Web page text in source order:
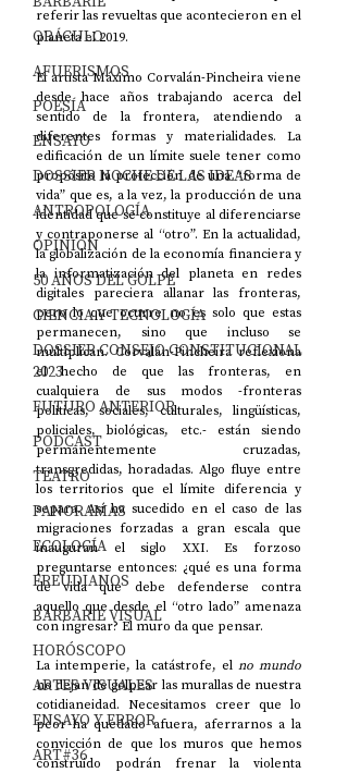
ORÁCULO
AFUERISMOS
POESÍA
ENSAYO
DOSSIER NOCHE DE LAS IDEAS
ANTROPOLOGÍA
OPINIÓN
50 AÑOS DEL GOLPE
CIENCIA Y TECNOLOGÍA
DOSSIER CONSEJO CONSTITUCIONAL
2023
FUTURO ANTERIOR
PODCAST
TEATRO
PANORAMAS
ECOLOGÍA
FREUDIANOS
BARBARIE VISUAL
HORÓSCOPO
ARTES VISUALES
ENSAYO Y ERROR
ART#36
referir las revueltas que acontecieron en el
planeta el 2019.
El artista Máximo Corvalán-Pincheira viene
desde hace años trabajando acerca del
sentido de la frontera, atendiendo a
diferentes formas y materialidades. La
edificación de un límite suele tener como
propósito la protección de una “forma de
vida” que es, a la vez, la producción de una
identidad que se constituye al diferenciarse
y contraponerse al “otro”. En la actualidad,
la globalización de la economía financiera y
la informatización del planeta en redes
digitales pareciera allanar las fronteras,
pero lo que ocurre no es solo que estas
permanecen, sino que incluso se
multiplican. Corvalán-Pincheira reflexiona
el hecho de que las fronteras, en
cualquiera de sus modos -fronteras
políticas, sociales, culturales, lingüísticas,
policiales, biológicas, etc.- están siendo
permanentemente cruzadas,
transgredidas, horadadas. Algo fluye entre
los territorios que el límite diferencia y
separa. Así ha sucedido en el caso de las
migraciones forzadas a gran escala que
inauguran el siglo XXI. Es forzoso
preguntarse entonces: ¿qué es una forma
de vida que debe defenderse contra
aquello que desde el “otro lado” amenaza
con ingresar? El muro da que pensar.
La intemperie, la catástrofe, el no mundo
no dejan de golpear las murallas de nuestra
cotidianeidad. Necesitamos creer que lo
peor ha quedado afuera, aferrarnos a la
convicción de que los muros que hemos
construido podrán frenar la violenta